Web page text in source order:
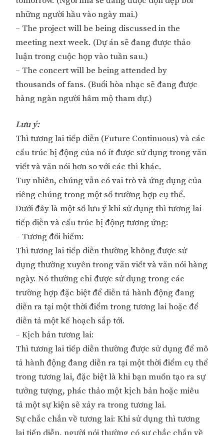
những người hầu vào ngày mai.)
– The project will be being discussed in the
meeting next week. (Dự án sẽ đang được thảo
luận trong cuộc họp vào tuần sau.)
– The concert will be being attended by
thousands of fans. (Buổi hòa nhạc sẽ đang được
hàng ngàn người hâm mộ tham dự.)
Lưu ý:
Thì tương lai tiếp diễn (Future Continuous) và các
cấu trúc bị động của nó ít được sử dụng trong văn
viết và văn nói hơn so với các thì khác.
Tuy nhiên, chúng vẫn có vai trò và ứng dụng của
riêng chúng trong một số trường hợp cụ thể.
Dưới đây là một số lưu ý khi sử dụng thì tương lai
tiếp diễn và cấu trúc bị động tương ứng:
– Tương đối hiếm:
Thì tương lai tiếp diễn thường không được sử
dụng thường xuyên trong văn viết và văn nói hàng
ngày. Nó thường chỉ được sử dụng trong các
trường hợp đặc biệt để diễn tả hành động đang
diễn ra tại một thời điểm trong tương lai hoặc để
diễn tả một kế hoạch sắp tới.
– Kịch bản tương lai:
Thì tương lai tiếp diễn thường được sử dụng để mô
tả hành động đang diễn ra tại một thời điểm cụ thể
trong tương lai, đặc biệt là khi bạn muốn tạo ra sự
tưởng tượng, phác thảo một kịch bản hoặc miêu
tả một sự kiện sẽ xảy ra trong tương lai.
Sự chắc chắn về tương lai: Khi sử dụng thì tương